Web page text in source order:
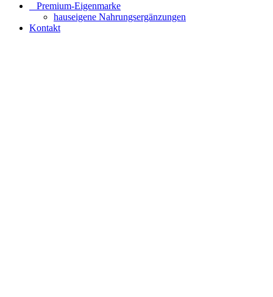
⠀​Premium-Eigenmarke
hauseigene Nahrungsergänzungen
Kontakt